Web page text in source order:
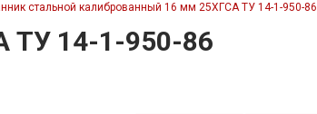
стальной калиброванный 16 мм 25ХГСА ТУ 14-1-950-86
ТУ 14-1-950-86